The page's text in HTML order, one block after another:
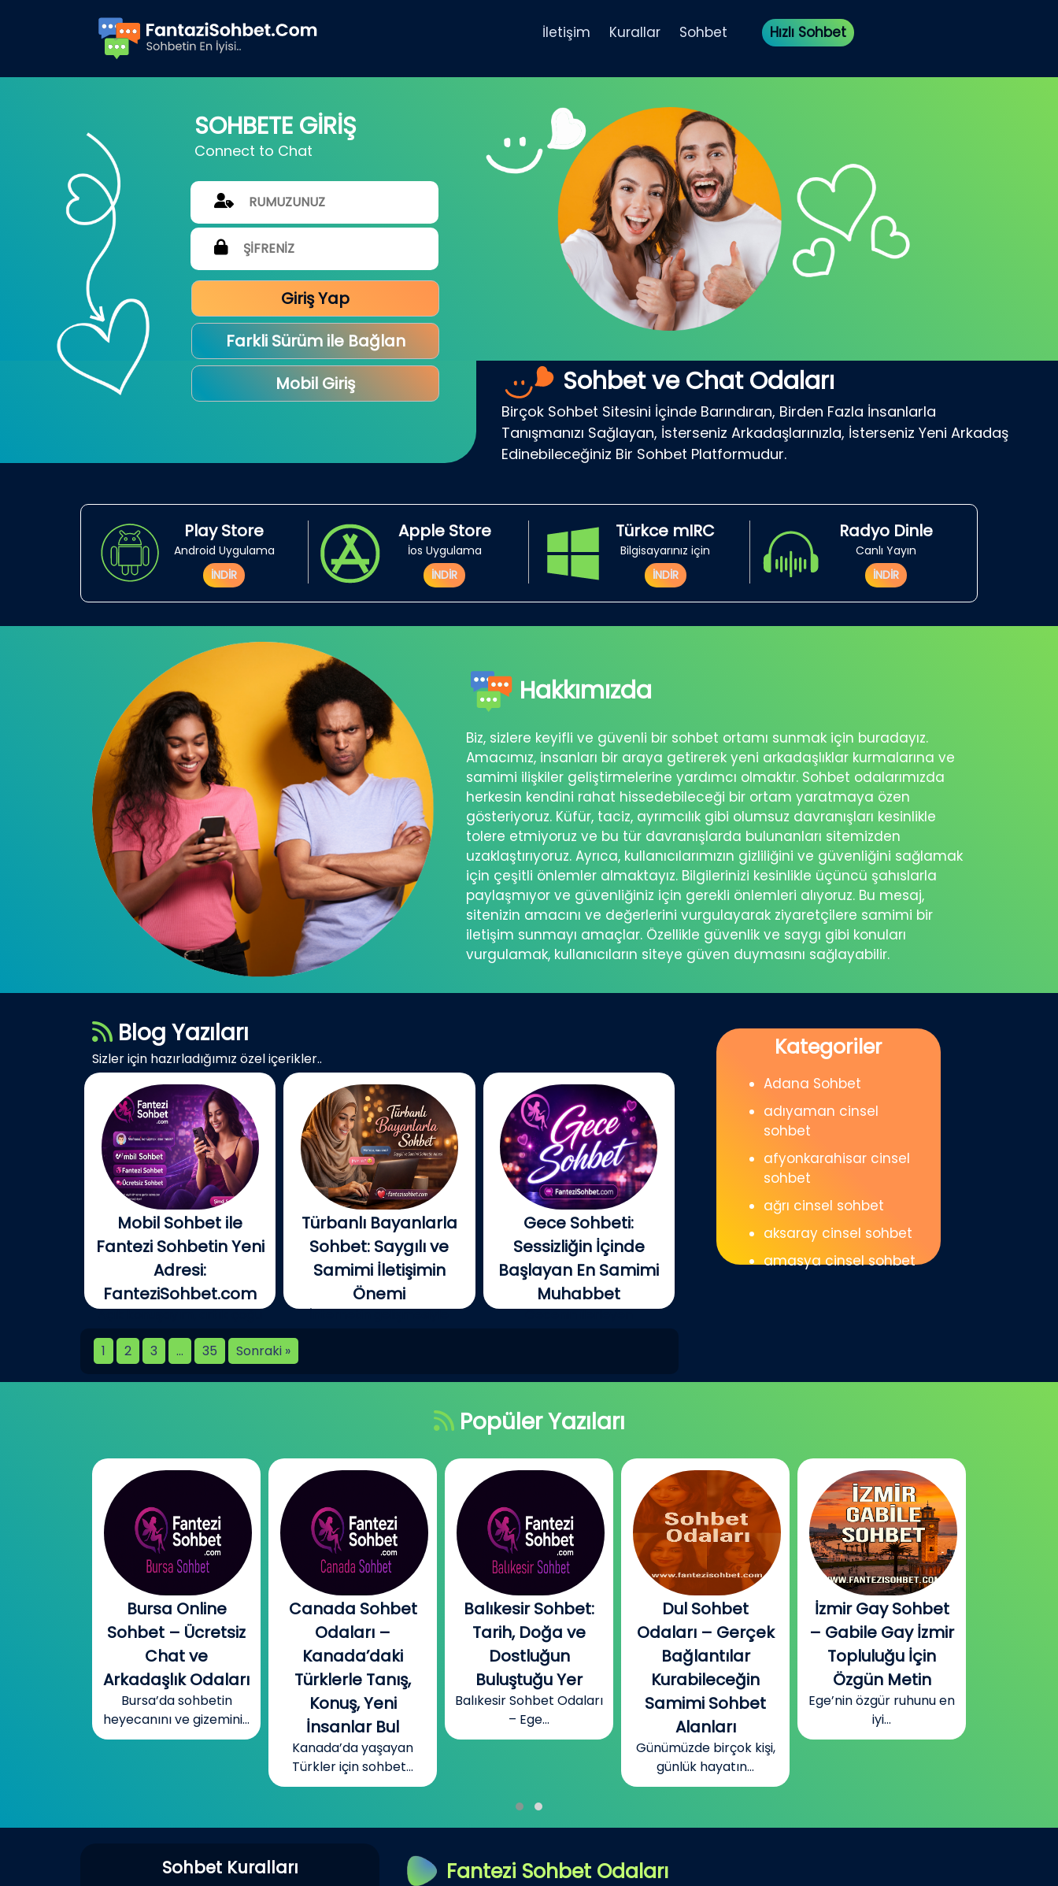
İletişim Kurallar Sohbet Hızlı Sohbet
SOHBETE GİRİŞ
Connect to Chat
Giriş Yap
Farkli Sürüm ile Bağlan
Mobil Giriş
Sohbet ve Chat Odaları
Birçok Sohbet Sitesini İçinde Barındıran, Birden Fazla İnsanlarla
Tanışmanızı Sağlayan, İsterseniz Arkadaşlarınızla, İsterseniz Yeni Arkadaş
Edinebileceğiniz Bir Sohbet Platformudur.
Play Store
Android Uygulama
İNDİR
Apple Store
İos Uygulama
İNDİR
Türkce mIRC
Bilgisayarınız için
İNDİR
Radyo Dinle
Canlı Yayın
İNDİR
Hakkımızda
Biz, sizlere keyifli ve güvenli bir sohbet ortamı sunmak için buradayız.
Amacımız, insanları bir araya getirerek yeni arkadaşlıklar kurmalarına ve
samimi ilişkiler geliştirmelerine yardımcı olmaktır. Sohbet odalarımızda
herkesin kendini rahat hissedebileceği bir ortam yaratmaya özen
gösteriyoruz. Küfür, taciz, ayrımcılık gibi olumsuz davranışları kesinlikle
tolere etmiyoruz ve bu tür davranışlarda bulunanları sitemizden
uzaklaştırıyoruz. Ayrıca, kullanıcılarımızın gizliliğini ve güvenliğini sağlamak
için çeşitli önlemler almaktayız. Bilgilerinizi kesinlikle üçüncü şahıslarla
paylaşmıyor ve güvenliğiniz için gerekli önlemleri alıyoruz. Bu mesaj,
sitenizin amacını ve değerlerini vurgulayarak ziyaretçilere samimi bir
iletişim sunmayı amaçlar. Özellikle güvenlik ve saygı gibi konuları
vurgulamak, kullanıcıların siteye güven duymasını sağlayabilir.
Blog Yazıları
Sizler için hazırladığımız özel içerikler..
Mobil Sohbet ile
Fantezi Sohbetin Yeni
Adresi:
FanteziSohbet.com
Açık konuşayım, artık çoğu
kişi...
Türbanlı Bayanlarla
Sohbet: Saygılı ve
Samimi İletişimin
Önemi
İnternetin gelişmesiyle
Gece Sohbeti:
Sessizliğin İçinde
Başlayan En Samimi
Muhabbet
Gecenin ilerleyen
1
2 3 … 35 Sonraki »
Kategoriler
Adana Sohbet
adıyaman cinsel
sohbet
afyonkarahisar cinsel
sohbet
ağrı cinsel sohbet
aksaray cinsel sohbet
amasya cinsel sohbet
Popüler Yazıları
Bursa Online
Sohbet – Ücretsiz
Chat ve
Arkadaşlık Odaları
Bursa’da sohbetin
heyecanını ve gizemini...
Canada Sohbet
Odaları –
Kanada’daki
Türklerle Tanış,
Konuş, Yeni
İnsanlar Bul
Kanada’da yaşayan
Türkler için sohbet...
Balıkesir Sohbet:
Tarih, Doğa ve
Dostluğun
Buluştuğu Yer
Balıkesir Sohbet Odaları
– Ege...
Dul Sohbet
Odaları – Gerçek
Bağlantılar
Kurabileceğin
Samimi Sohbet
Alanları
Günümüzde birçok kişi,
günlük hayatın...
İzmir Gay Sohbet
– Gabile Gay İzmir
Topluluğu İçin
Özgün Metin
Ege’nin özgür ruhunu en
iyi...
Sohbet Kuralları Fantezi Sohbet Odaları